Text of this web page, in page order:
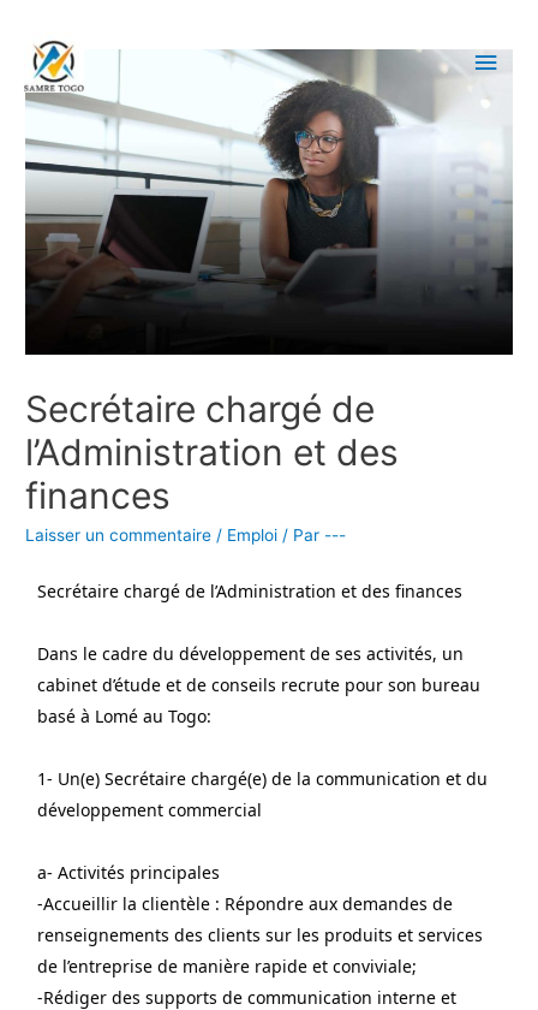
Secrétaire chargé de
l’Administration et des
finances
Laisser un commentaire / Emploi / Par ---
Secrétaire chargé de l’Administration et des finances
Dans le cadre du développement de ses activités, un
cabinet d’étude et de conseils recrute pour son bureau
basé à Lomé au Togo:
1- Un(e) Secrétaire chargé(e) de la communication et du
développement commercial
a- Activités principales
-Accueillir la clientèle : Répondre aux demandes de
renseignements des clients sur les produits et services
de l’entreprise de manière rapide et conviviale;
-Rédiger des supports de communication interne et